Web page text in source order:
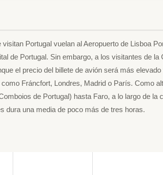
Portugal vuelan al Aeropuerto de Lisboa
de Portugal. Sin embargo, a los visitantes de la
el precio del billete de avión será más
Fráncfort, Londres, Madrid o París. Como
de Portugal) hasta Faro, a lo largo de la
dura una media de poco más de tres horas.